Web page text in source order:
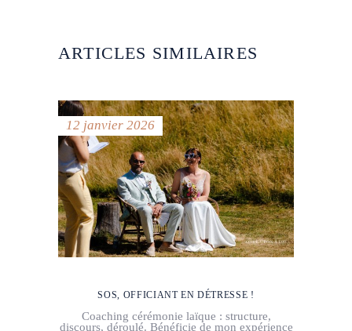
ARTICLES SIMILAIRES
12 janvier 2026
SOS, OFFICIANT EN DÉTRESSE !
Coaching cérémonie laïque : structure,
discours, déroulé. Bénéficie de mon expérience